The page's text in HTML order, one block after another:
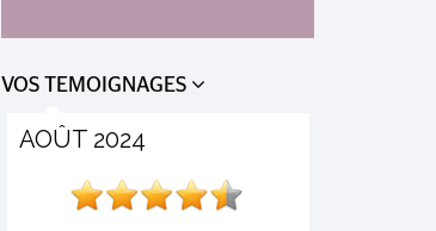
VOS TEMOIGNAGES
AOÛT 2024